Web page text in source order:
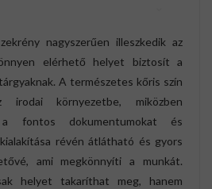
nagyszerűen illeszkedik az
elérhető helyet biztosít a
A természetes kőris szín
irodai környezetbe, miközben
fontos dokumentumokat és
révén átlátható és gyors
ami megkönnyíti a munkát.
helyet takaríthat meg, hanem